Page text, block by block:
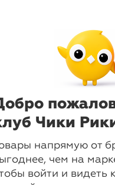
Чики
напрямую от
чем на
войти и видеть
доступ